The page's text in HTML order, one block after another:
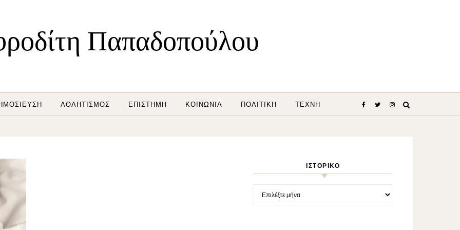
Παπαδοπούλου
ΑΘΛΗΤΙΣΜΌΣ ΕΠΙΣΤΉΜΗ ΚΟΙΝΩΝΊΑ ΠΟΛΙΤΙΚΉ ΤΈΧΝΗ
ΙΣΤΟΡΙΚΌ
Ιστορικό